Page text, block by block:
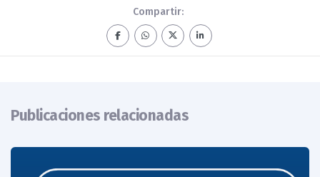
Compartir:
Publicaciones relacionadas